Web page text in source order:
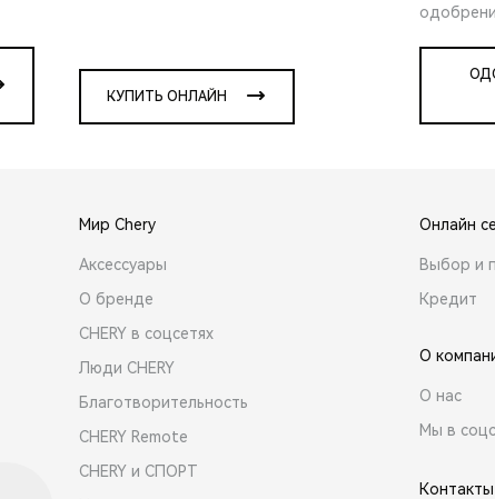
КУПИТЬ ОНЛАЙН
Мир Chery
Аксессуары
О бренде
CHERY в соцсетях
Люди CHERY
Благотворительность
CHERY Remote
CHERY и СПОРТ
Онлайн
Выбор и
Кредит
О
О нас
Мы в
Контакты